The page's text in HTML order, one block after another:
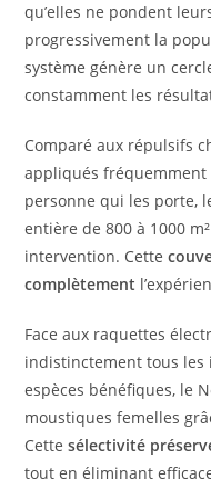
qu’elles ne pondent
progressivement la
système génère un
constamment les
Comparé aux répulsifs
appliqués
personne qui les porte,
entière de 800 à 1000
intervention. Cette
complètement
Face aux raquettes
indistinctement tous les
espèces bénéfiques, le
moustiques femelles
Cettesélectivité
tout en éliminant